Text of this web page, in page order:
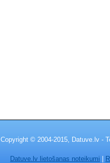
Copyright © 2004-2015, Datuve.lv -
Datuve.lv lietošanas noteikumi